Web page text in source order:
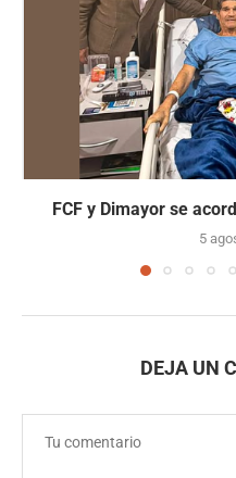
FCF y Dimayor se
5
DEJA UN